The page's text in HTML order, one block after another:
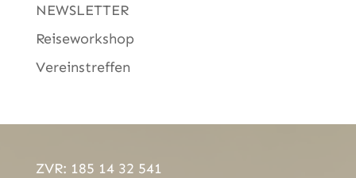
NEWSLETTER
Reiseworkshop
Vereinstreffen
ZVR: 185 14 32 541